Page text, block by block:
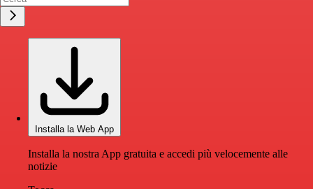
Installa la Web App
Installa la nostra App gratuita e accedi più velocemente alle
notizie